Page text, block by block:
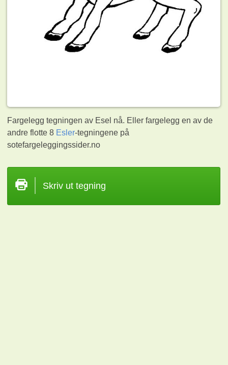
Fargelegg tegningen av Esel nå. Eller fargelegg en av de
andre flotte 8 Esler-tegningene på
sotefargeleggingssider.no
Skriv ut tegning